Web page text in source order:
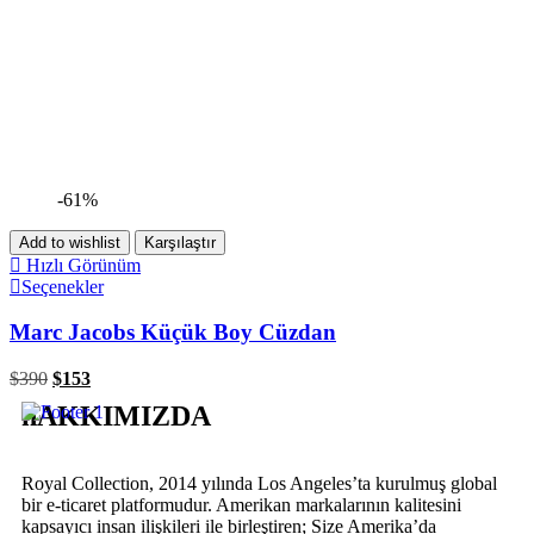
-61%
Add to wishlist Karşılaştır
Hızlı Görünüm
Seçenekler
Marc Jacobs Küçük Boy Cüzdan
$390 $153
hAKKIMIZDA
Royal Collection, 2014 yılında Los Angeles’ta kurulmuş global
bir e-ticaret platformudur. Amerikan markalarının kalitesini
kapsayıcı insan ilişkileri ile birleştiren; Size Amerika’da